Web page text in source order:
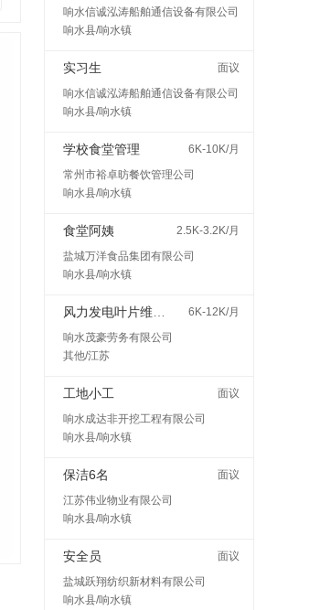
响水信诚泓涛船舶通信设备有限公司
响水县/响水镇
实习生
面议
响水信诚泓涛船舶通信设备有限公司
响水县/响水镇
学校食堂管理
6K-10K/月
常州市裕卓昉餐饮管理公司
响水县/响水镇
食堂阿姨
2.5K-3.2K/月
盐城万洋食品集团有限公司
响水县/响水镇
6K-12K/月
响水茂豪劳务有限公司
其他/江苏
工地小工
面议
响水成达非开挖工程有限公司
响水县/响水镇
保洁6名
面议
江苏伟业物业有限公司
响水县/响水镇
安全员
面议
盐城跃翔纺织新材料有限公司
响水县/响水镇